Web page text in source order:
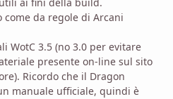
come da regole di Arcani
WotC 3.5 (no 3.0 per evitare
presente on-line sul sito
Ricordo che il Dragon
manuale ufficiale, quindi è